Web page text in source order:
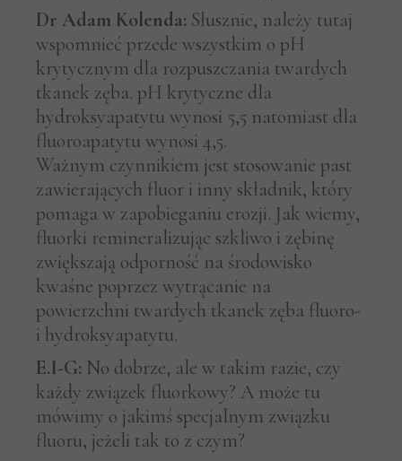
Dr Adam Kolenda: Słusznie, należy tutaj
wspomnieć przede wszystkim o pH
krytycznym dla rozpuszczania twardych
tkanek zęba. pH krytyczne dla
hydroksyapatytu wynosi 5,5 natomiast dla
fluoroapatytu wynosi 4,5.
Ważnym czynnikiem jest stosowanie past
zawierających fluor i inny składnik, który
pomaga w zapobieganiu erozji. Jak wiemy,
fluorki remineralizując szkliwo i zębinę
zwiększają odporność na środowisko
kwaśne poprzez wytrącanie na
powierzchni twardych tkanek zęba fluoro-
i hydroksyapatytu.
E.I-G: No dobrze, ale w takim razie, czy
każdy związek fluorkowy? A może tu
mówimy o jakimś specjalnym związku
fluoru, jeżeli tak to z czym?